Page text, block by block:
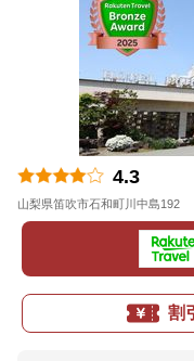
4.3
山梨県笛吹市石和町川中島192
割